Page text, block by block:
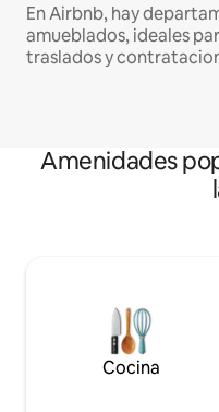
En Airbnb, hay
amueblados, ideales
traslados y
Amenidades
Cocina